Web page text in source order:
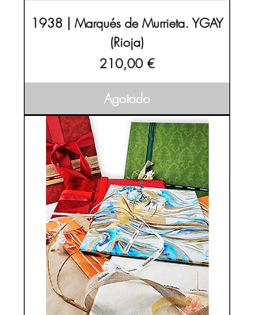
1938 | Marqués de Murrieta. YGAY
(Rioja)
Precio
210,00 €
Agotado